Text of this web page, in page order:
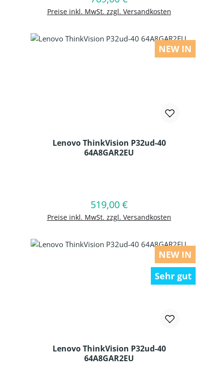
Preise inkl. MwSt. zzgl. Versandkosten
NEW IN
Lenovo ThinkVision P32ud-40
64A8GAR2EU
Regulärer Preis:
519,00 €
Preise inkl. MwSt. zzgl. Versandkosten
In den Warenkorb
NEW IN
Sehr gut
Lenovo ThinkVision P32ud-40
64A8GAR2EU